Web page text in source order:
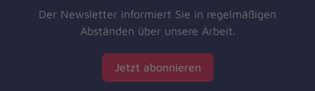
Der Newsletter informiert Sie in regelmäßigen
Abständen über unsere Arbeit.
Jetzt abonnieren